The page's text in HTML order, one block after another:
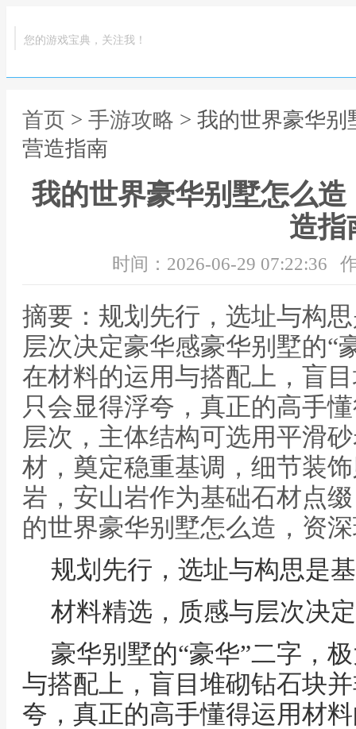
您的游戏宝典，关注我！
首页 > 手游攻略 > 我的世界豪华
营造指南
我的世界豪华别墅怎么
造指
时间：2026-06-29 07:22:36
摘要：规划先行，选址与构
层次决定豪华感豪华别墅的“
在材料的运用与搭配上，盲
只会显得浮夸，真正的高手
层次，主体结构可选用平滑
材，奠定稳重基调，细节装
岩，安山岩作为基础石材点
的世界豪华别墅怎么造，资
规划先行，选址与构思是
材料精选，质感与层次决
豪华别墅的“豪华”二字，
与搭配上，盲目堆砌钻石块
夸，真正的高手懂得运用材